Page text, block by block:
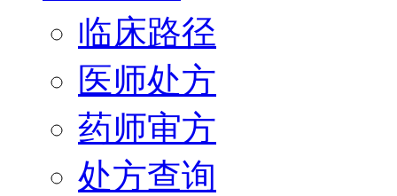
临床路径
医师处方
药师审方
处方查询